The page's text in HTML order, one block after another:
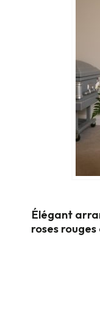
Élégant
roses